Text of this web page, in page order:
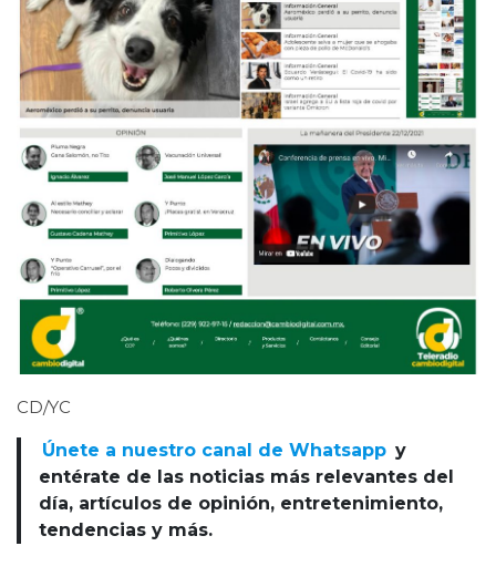
CD/YC
Únete a nuestro canal de Whatsapp y
entérate de las noticias más relevantes del
día, artículos de opinión, entretenimiento,
tendencias y más.